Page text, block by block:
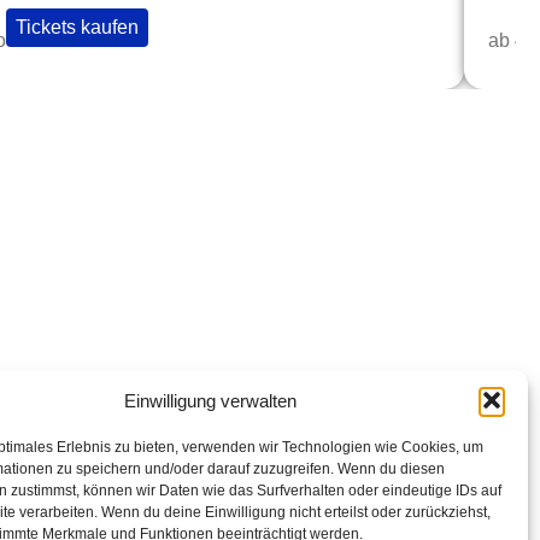
Einwilligung verwalten
Erlebnis zu bieten, verwenden wir Technologien wie Cookies, um
zu speichern und/oder darauf zuzugreifen. Wenn du diesen
zustimmst, können wir Daten wie das Surfverhalten oder eindeutige IDs auf
verarbeiten. Wenn du deine Einwilligung nicht erteilst oder zurückziehst,
Merkmale und Funktionen beeinträchtigt werden.
Tickets kaufen
ab